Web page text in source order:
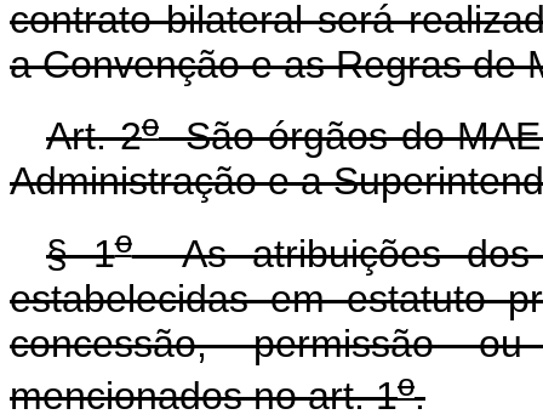
contrato bilateral será
a Convenção e as Regras de
Art. 2oSão órgãos do MAE
Administração e a
§ 1oAs atribuições dos
estabelecidas em estatuto
concessão, permissão
mencionados no art. 1o.